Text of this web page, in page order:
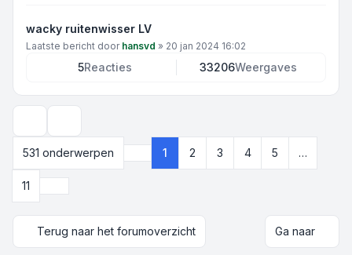
wacky ruitenwisser LV
Laatste bericht door hansvd » 20 jan 2024 16:02
5Reacties 33206Weergaves
531 onderwerpen
Pagina van
1 2 3 4 5 …
11
Terug naar het forumoverzicht Ga naar